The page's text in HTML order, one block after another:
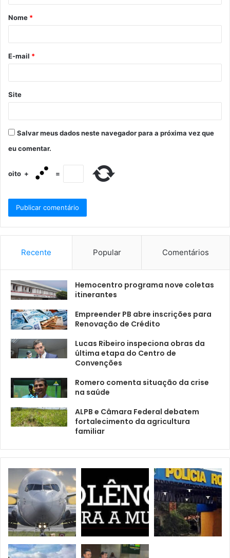
Nome *
E-mail *
Site
Salvar meus dados neste navegador para a próxima vez que
eu comentar.
oito + =
Recente Popular Comentários
Hemocentro programa nove coletas
itinerantes
Empreender PB abre inscrições para
Renovação de Crédito
Lucas Ribeiro inspeciona obras da
última etapa do Centro de
Convenções
Romero comenta situação da crise
na saúde
ALPB e Câmara Federal debatem
fortalecimento da agricultura
familiar